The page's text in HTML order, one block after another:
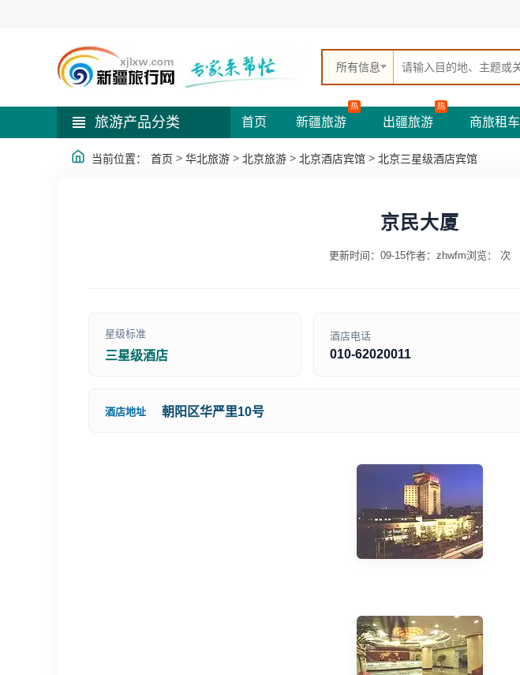
所有信息
旅游产品分类 首页 新疆旅游
热
出疆旅游
热
商旅租车
当前位置： 首页 > 华北旅游 > 北京旅游 > 北京酒店宾馆 > 北京三星级酒店宾馆
京民大厦
更新时间：09-15作者：zhwfm浏览： 次
星级标准
三星级酒店
酒店电话
010-62020011
酒店地址 朝阳区华严里10号